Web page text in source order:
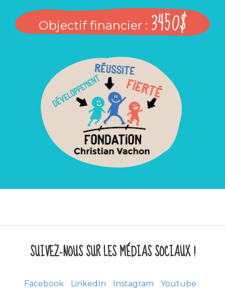
Objectif financier : 3450$
SUIVEZ-NOUS SUR LES MÉDIAS SOCIAUX !
Facebook LinkedIn Instagram Youtube